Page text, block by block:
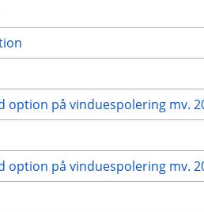
på vinduespolering mv.
på vinduespolering mv.